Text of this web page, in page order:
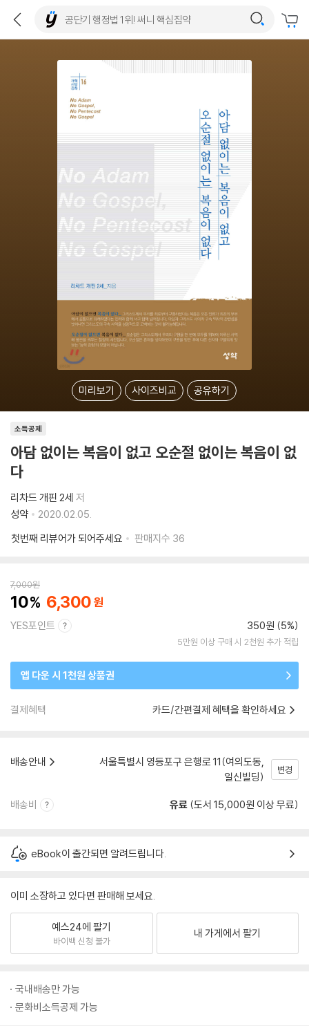
미리보기 사이즈비교 공유하기
소득공제
아담 없이는 복음이 없고 오순절 없이는 복음이 없
다
리차드 개핀 2세 저
성약
2020.02.05.
첫번째 리뷰어가 되어주세요
판매지수 36
7,000원
10 6,300
YES포인트 350원 (5%)
5만원 이상 구매 시 2천원 추가 적립
앱 다운 시 1천원 상품권
결제혜택 카드/간편결제 혜택을 확인하세요
배송안내
서울특별시 영등포구 은행로 11(여의도동,
일신빌딩)
변경
배송비 유료 (도서 15,000원 이상 무료)
eBook이 출간되면 알려드립니다.
이미 소장하고 있다면 판매해 보세요.
예스24에 팔기
바이백 신청 불가
내 가게에서 팔기
국내배송만 가능
문화비소득공제 가능